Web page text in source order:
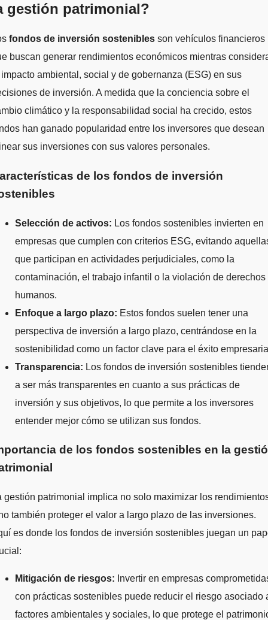
gestión patrimonial?
fondos de inversión sostenibles son vehículos financieros
buscan generar rendimientos económicos mientras
ambiental, social y de gobernanza (ESG) en sus
de inversión. A medida que la conciencia sobre el
climático y la responsabilidad social ha crecido, estos
han ganado popularidad entre los inversores que desean
sus inversiones con sus valores personales.
de los fondos de inversión
Selección de activos: Los fondos sostenibles invierten en
empresas que cumplen con criterios ESG, evitando
que participan en actividades perjudiciales, como la
contaminación, el trabajo infantil o la violación de derechos
humanos.
Enfoque a largo plazo: Estos fondos suelen tener una
perspectiva de inversión a largo plazo, centrándose en la
sostenibilidad como un factor clave para el éxito
Transparencia: Los fondos de inversión sostenibles
a ser más transparentes en cuanto a sus prácticas de
inversión y sus objetivos, lo que permite a los inversores
entender mejor cómo se utilizan sus fondos.
de los fondos sostenibles en la
gestión patrimonial implica no solo maximizar los
también proteger el valor a largo plazo de las inversiones.
es donde los fondos de inversión sostenibles juegan un
Mitigación de riesgos: Invertir en empresas
con prácticas sostenibles puede reducir el riesgo asociado
factores ambientales y sociales, lo que protege el